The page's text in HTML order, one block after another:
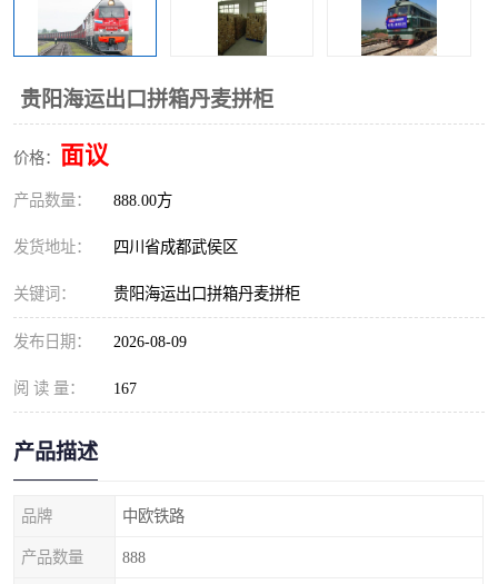
贵阳海运出口拼箱丹麦拼柜
价格： 面议
产品数量： 888.00方
发货地址： 四川省成都武侯区
关键词： 贵阳海运出口拼箱丹麦拼柜
发布日期： 2026-08-09
阅 读 量： 167
产品描述
品牌 中欧铁路
产品数量 888